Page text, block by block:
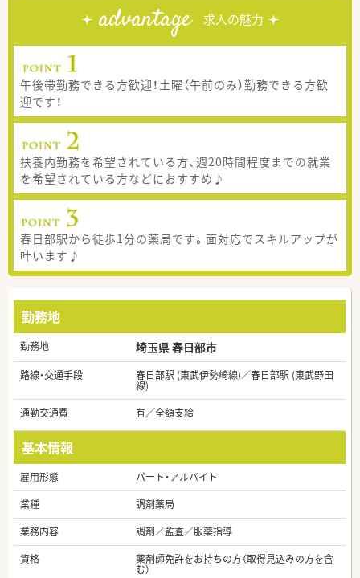
advantage 求人の魅力
午後帯勤務できる方歓迎！土曜（午前のみ）勤務できる方歓
迎です！
扶養内勤務を希望されている方、週20時間程度までの就業
を希望されている方などにおすすめ♪
春日部駅から徒歩1分の薬局です。面対応でスキルアップが
叶います♪
勤務地
勤務地 埼玉県 春日部市
路線・交通手段 春日部駅 (東武伊勢崎線)／春日部駅 (東武野田
線)
通勤交通費
有／全額支給
基本情報
雇用形態
パート・アルバイト
業種
調剤薬局
業務内容
調剤／監査／服薬指導
資格
薬剤師免許をお持ちの方（取得見込みの方を含
む）